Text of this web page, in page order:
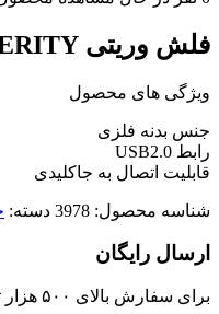
فلش وریتی VERITY مدل V-807 ظرفیت 64 گیگابایت
ویژگی های محصول
جنس بدنه فلزی
رابط USB2.0
قابلیت اتصال به جاکلیدی
شناسه محصول: 3978 دسته:
ارسال رایگان
برای سفارش‌ بالای ۵۰۰ هزار تومان